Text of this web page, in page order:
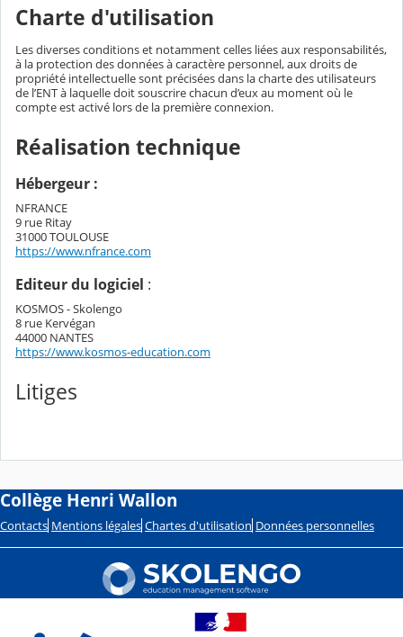
Charte d'utilisation
Les diverses conditions et notamment celles liées aux responsabilités,
à la protection des données à caractère personnel, aux droits de
propriété intellectuelle sont précisées dans la charte des utilisateurs
de l’ENT à laquelle doit souscrire chacun d’eux au moment où le
compte est activé lors de la première connexion.
Réalisation technique
Hébergeur :
NFRANCE
9 rue Ritay
31000 TOULOUSE
https://www.nfrance.com
Editeur du logiciel :
KOSMOS - Skolengo
8 rue Kervégan
44000 NANTES
https://www.kosmos-education.com
Litiges
Collège Henri Wallon
Contacts Mentions légales Chartes d'utilisation Données personnelles